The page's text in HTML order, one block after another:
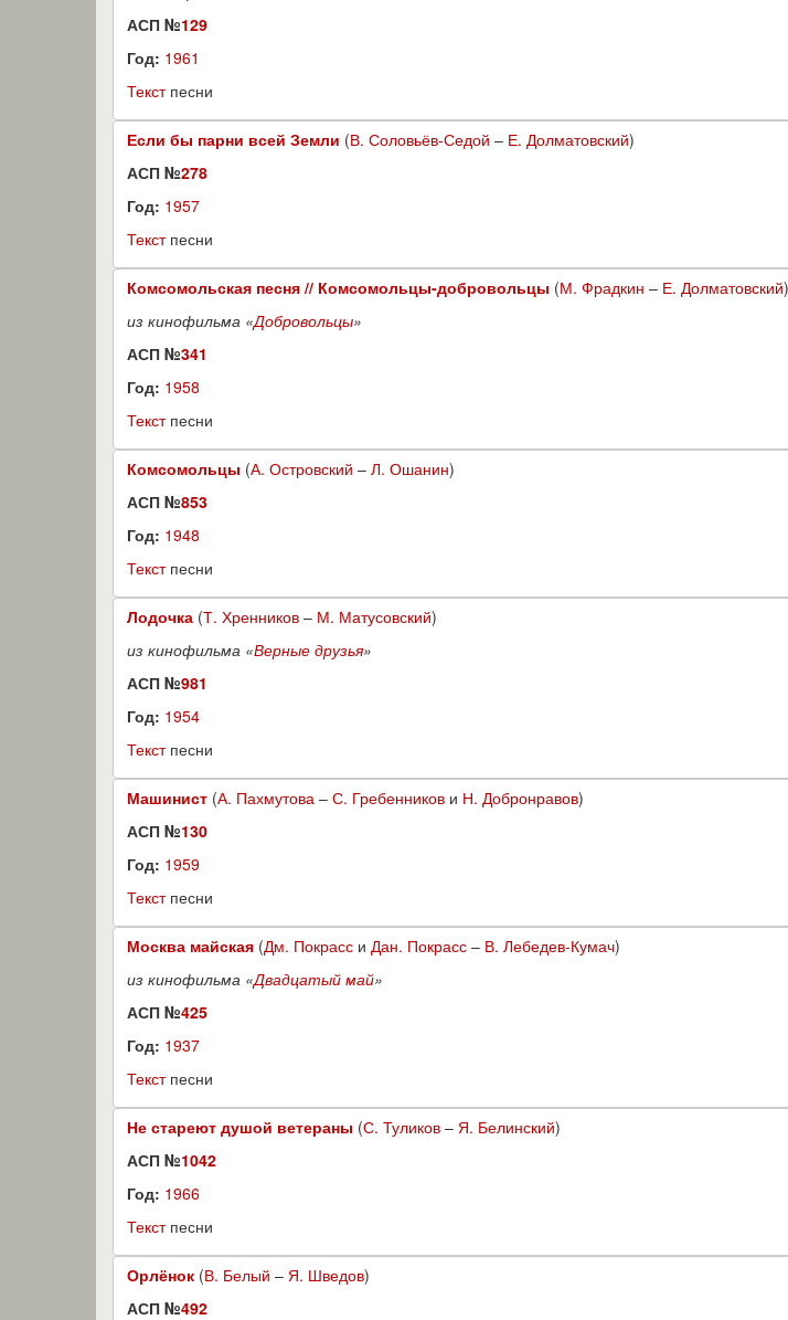
АСП №129
Год: 1961
Текстпесни
Если бы парни всей Земли (В. Соловьёв-Седой – Е. Долматовский)
АСП №278
Год: 1957
Текстпесни
Комсомольская песня // Комсомольцы-добровольцы (М. Фрадкин – Е. Долматовский)
из кинофильма «Добровольцы»
АСП №341
Год: 1958
Текстпесни
Комсомольцы (А. Островский – Л. Ошанин)
АСП №853
Год: 1948
Текстпесни
Лодочка (Т. Хренников – М. Матусовский)
из кинофильма «Верные друзья»
АСП №981
Год: 1954
Текстпесни
Машинист (А. Пахмутова – С. Гребенников и Н. Добронравов)
АСП №130
Год: 1959
Текстпесни
Москва майская (Дм. Покрасс и Дан. Покрасс – В. Лебедев-Кумач)
из кинофильма «Двадцатый май»
АСП №425
Год: 1937
Текстпесни
Не стареют душой ветераны (С. Туликов – Я. Белинский)
АСП №1042
Год: 1966
Текстпесни
Орлёнок (В. Белый – Я. Шведов)
АСП №492